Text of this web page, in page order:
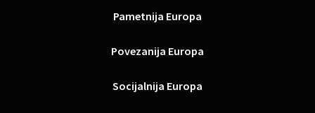
Pametnija Europa
Povezanija Europa
Socijalnija Europa